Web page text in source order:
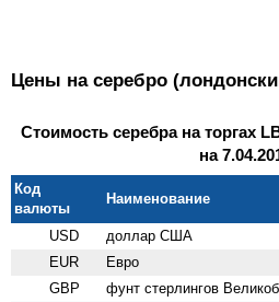
Цены на серебро
Стоимость серебра на торгах
на
Код
валюты
Наименование
USD доллар США
EUR Евро
GBP фунт стерлингов